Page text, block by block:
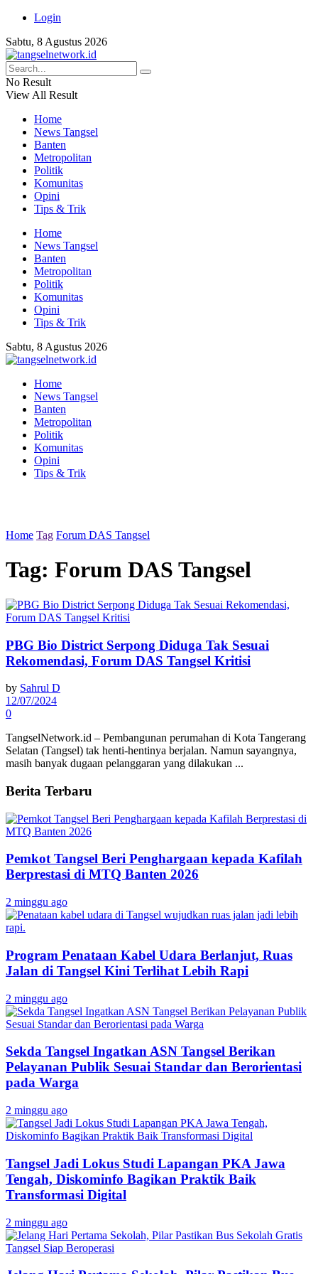
Login
Sabtu, 8 Agustus 2026
No Result
View All Result
Home
News Tangsel
Banten
Metropolitan
Politik
Komunitas
Opini
Tips & Trik
Home
News Tangsel
Banten
Metropolitan
Politik
Komunitas
Opini
Tips & Trik
Sabtu, 8 Agustus 2026
Home
News Tangsel
Banten
Metropolitan
Politik
Komunitas
Opini
Tips & Trik
Home Tag Forum DAS Tangsel
Tag: Forum DAS Tangsel
PBG Bio District Serpong Diduga Tak Sesuai
Rekomendasi, Forum DAS Tangsel Kritisi
by Sahrul D
12/07/2024
0
TangselNetwork.id – Pembangunan perumahan di Kota Tangerang
Selatan (Tangsel) tak henti-hentinya berjalan. Namun sayangnya,
masih banyak dugaan pelanggaran yang dilakukan ...
Berita Terbaru
Pemkot Tangsel Beri Penghargaan kepada Kafilah
Berprestasi di MTQ Banten 2026
2 minggu ago
Program Penataan Kabel Udara Berlanjut, Ruas
Jalan di Tangsel Kini Terlihat Lebih Rapi
2 minggu ago
Sekda Tangsel Ingatkan ASN Tangsel Berikan
Pelayanan Publik Sesuai Standar dan Berorientasi
pada Warga
2 minggu ago
Tangsel Jadi Lokus Studi Lapangan PKA Jawa
Tengah, Diskominfo Bagikan Praktik Baik
Transformasi Digital
2 minggu ago